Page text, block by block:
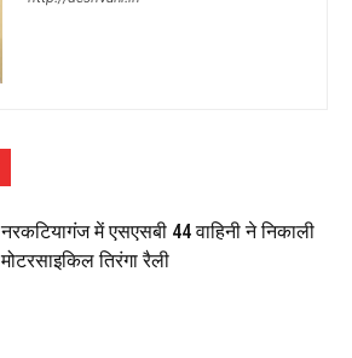
नरकटियागंज में एसएसबी 44 वाहिनी ने निकाली
मोटरसाइकिल तिरंगा रैली